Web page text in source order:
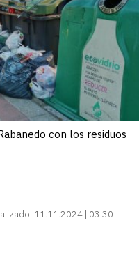
con los residuos
11.11.2024 | 03:30